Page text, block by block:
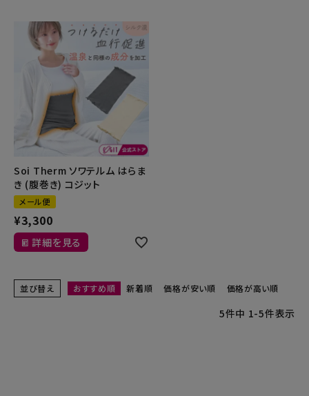
プライバシーポリシー
特定商取引法について
お問い合わせ
Soi Therm ソワテルム はらま
き (腹巻き) コジット
メール便
¥3,300
詳細を見る
並び替え おすすめ順 新着順 価格が安い順 価格が高い順
5件中 1-5件表示